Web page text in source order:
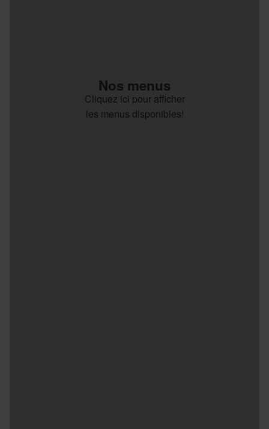
Nos menus
Cliquez ici pour afficher
les menus disponibles!